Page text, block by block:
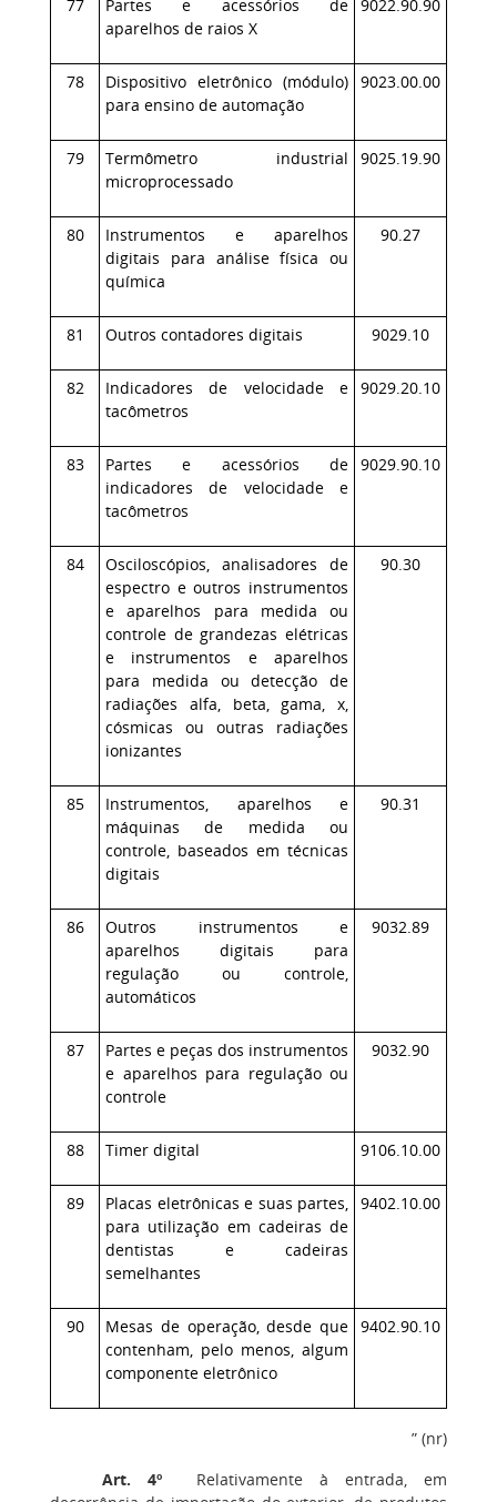
77
Partes e acessórios de
aparelhos de raios X
9022.90.90
78
Dispositivo eletrônico (módulo)
para ensino de automação
9023.00.00
79
Termômetro industrial
microprocessado
9025.19.90
80
Instrumentos e aparelhos
digitais para análise física ou
química
90.27
81 Outros contadores digitais 9029.10
82
Indicadores de velocidade e
tacômetros
9029.20.10
83
Partes e acessórios de
indicadores de velocidade e
tacômetros
9029.90.10
84
Osciloscópios, analisadores de
espectro e outros instrumentos
e aparelhos para medida ou
controle de grandezas elétricas
e instrumentos e aparelhos
para medida ou detecção de
radiações alfa, beta, gama, x,
cósmicas ou outras radiações
ionizantes
90.30
85
Instrumentos, aparelhos e
máquinas de medida ou
controle, baseados em técnicas
digitais
90.31
86
Outros instrumentos e
aparelhos digitais para
regulação ou controle,
automáticos
9032.89
87
Partes e peças dos instrumentos
e aparelhos para regulação ou
controle
9032.90
88 Timer digital 9106.10.00
89
Placas eletrônicas e suas partes,
para utilização em cadeiras de
dentistas e cadeiras
semelhantes
9402.10.00
90
Mesas de operação, desde que
contenham, pelo menos, algum
componente eletrônico
9402.90.10
” (nr)
Art. 4º Relativamente à entrada, em